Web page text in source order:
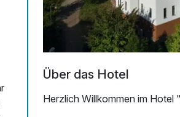
Über das Hotel
Herzlich Willkommen im Hotel